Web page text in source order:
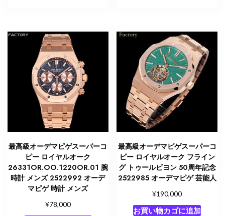
最高級オーデマピゲスーパーコ
ピー ロイヤルオーク
26331OR.OO.1220OR.01 腕
時計 メンズ 2522992 オーデ
マピゲ 時計 メンズ
¥78,000
最高級オーデマピゲスーパーコ
ピー ロイヤルオーク フライン
グ トゥールビヨン 50周年記念
2522985 オーデマピゲ 芸能人
¥190,000
お買い物カゴに追加